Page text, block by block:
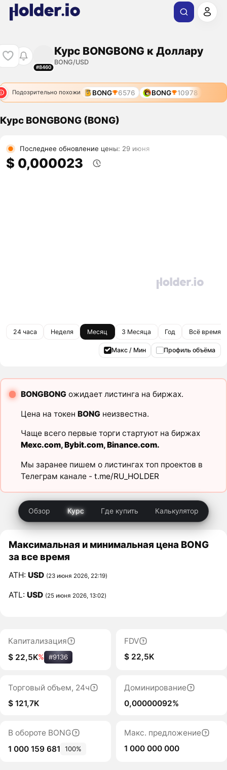
#8460
Курс BONGBONG к Доллару
BONG/USD
Подозрительно похожи BONG 6576 BONG 10978
Курс BONGBONG (BONG)
Последнее обновление цены: 29 июня
$ 0,000023
24 часа Неделя Месяц 3 Месяца Год Всё время
Макс / Мин Профиль объёма
BONGBONGожидает листинга на биржах.
Цена на токен BONGнеизвестна.
Чаще всего первые торги стартуют на биржах
Mexc.com,Bybit.com,Binance.com.
Мы заранее пишем о листингах топ проектов в
Телеграм канале - t.me/RU_HOLDER
Обзор Курс Где купить Калькулятор
Максимальная и минимальная цена BONG
за все время
ATH:USD (23 июня 2026, 22:19)
ATL:USD (25 июня 2026, 13:02)
Капитализация
$ 22,5K% #9136
FDV
$ 22,5K
Торговый объем, 24ч
$ 121,7K
Доминирование
0,00000092%
В обороте BONG
1 000 159 681
100%
Макс. предложение
1 000 000 000